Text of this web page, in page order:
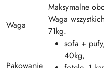
Maksymalne
Waga
Waga
71kg.
Pakowanie
sofa +
40kg,